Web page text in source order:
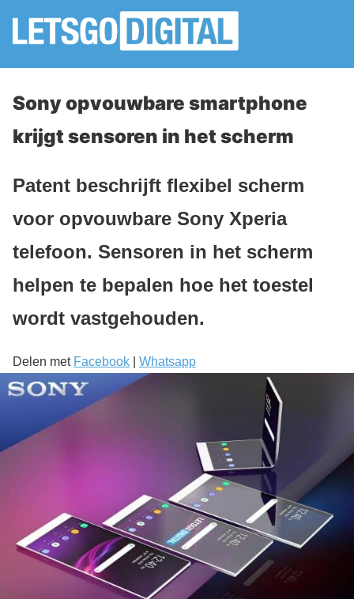
Sony opvouwbare smartphone
krijgt sensoren in het scherm
Patent beschrijft flexibel scherm
voor opvouwbare Sony Xperia
telefoon. Sensoren in het scherm
helpen te bepalen hoe het toestel
wordt vastgehouden.
Delen met Facebook Whatsapp